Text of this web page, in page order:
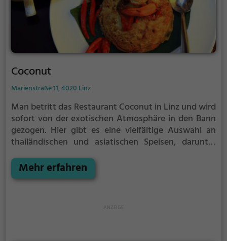
Coconut
Marienstraße 11, 4020 Linz
Man betritt das Restaurant Coconut in Linz und wird
sofort von der exotischen Atmosphäre in den Bann
gezogen. Hier gibt es eine vielfältige Auswahl an
thailändischen und asiatischen Speisen, darunter
bietet eine große Auswahl an Currys und anderen
köstlichen Gerichten, die die Sinne verzaubern. Das
Mehr erfahren